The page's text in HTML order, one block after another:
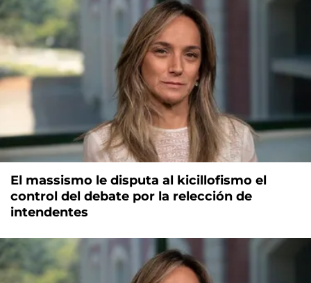
El massismo le disputa al kicillofismo el
control del debate por la relección de
intendentes